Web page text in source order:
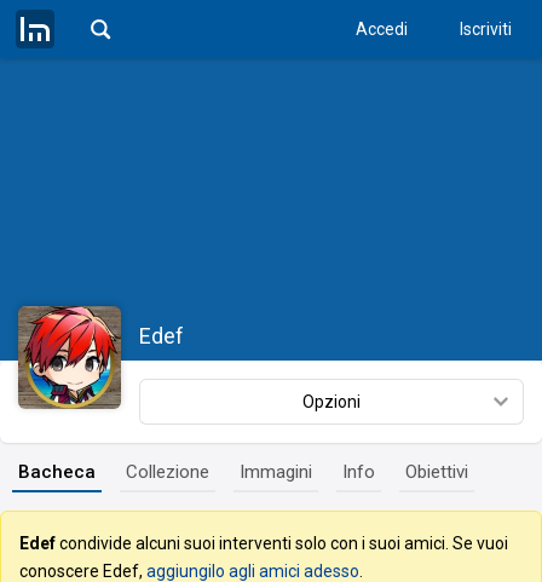
Accedi Iscriviti
Edef
Opzioni
Bacheca Collezione Immagini Info Obiettivi
Edefcondivide alcuni suoi interventi solo con i suoi amici. Se vuoi
conoscere Edef, aggiungilo agli amici adesso